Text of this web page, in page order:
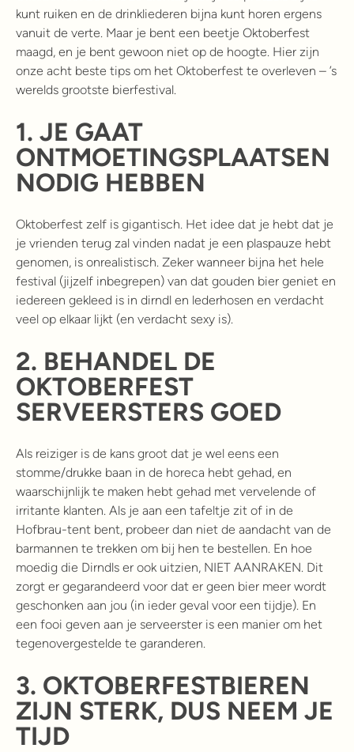
kunt ruiken en de drinkliederen bijna kunt horen ergens
vanuit de verte. Maar je bent een beetje Oktoberfest
maagd, en je bent gewoon niet op de hoogte. Hier zijn
onze acht beste tips om het Oktoberfest te overleven – ’s
werelds grootste bierfestival.
1. JE GAAT
ONTMOETINGSPLAATSEN
NODIG HEBBEN
Oktoberfest zelf is gigantisch. Het idee dat je hebt dat je
je vrienden terug zal vinden nadat je een plaspauze hebt
genomen, is onrealistisch. Zeker wanneer bijna het hele
festival (jijzelf inbegrepen) van dat gouden bier geniet en
iedereen gekleed is in dirndl en lederhosen en verdacht
veel op elkaar lijkt (en verdacht sexy is).
2. BEHANDEL DE
OKTOBERFEST
SERVEERSTERS GOED
Als reiziger is de kans groot dat je wel eens een
stomme/drukke baan in de horeca hebt gehad, en
waarschijnlijk te maken hebt gehad met vervelende of
irritante klanten. Als je aan een tafeltje zit of in de
Hofbrau-tent bent, probeer dan niet de aandacht van de
barmannen te trekken om bij hen te bestellen. En hoe
moedig die Dirndls er ook uitzien, NIET AANRAKEN. Dit
zorgt er gegarandeerd voor dat er geen bier meer wordt
geschonken aan jou (in ieder geval voor een tijdje). En
een fooi geven aan je serveerster is een manier om het
tegenovergestelde te garanderen.
3. OKTOBERFESTBIEREN
ZIJN STERK, DUS NEEM JE
TIJD